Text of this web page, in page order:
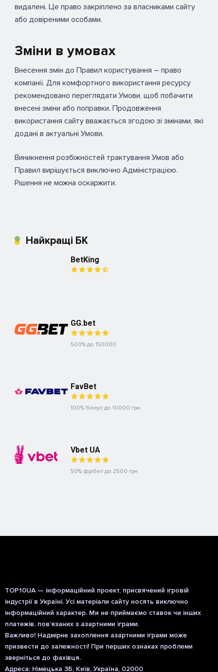
видалені. Це право закріплено за власниками сайту
або довіреними особами.
Зміни в умовах
Внесення змін до Правил користування – право
компанії. Для комфортного використання ресурсу
рекомендовано переглядати Умови, щоб побачити
внесені зміни або поправки. Продовження
використання сайту вважається згодою зі змінами, які
додані в актуальні Умови.
Виникнення розбіжностей трактування Умов або
Правил вирішується виключно Адміністрацією.
Рішення не можна оскаржити.
Найкращі БК
BetKing
GG.bet
500% до 150000
FavBet
100% бонус до 10000 грн
Vbet UA
50% фрібет до 2500 грн
TOP10UA — інформаційний проект, присвячений ігровій
індустрії в Україні. Усі матеріали сайту носять виключно
інформаційний характер. Ми не приймаємо ставок чи інших
платежів, пов’язаних з азартними іграми.
Важливо! Надмірне захоплення азартними іграми може
призвести до залежності! При перших ознаках проблеми
зверніться до фахівця.
Адреса: Німецька 3Б, Київ, Україна, 02000